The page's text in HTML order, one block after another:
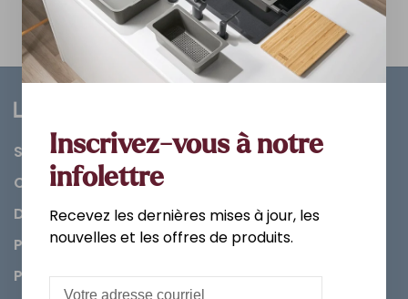
Salle de bain
Cuisine
Décorations et Accessoires
Peintures
Pièces
Inscrivez-vous à notre
infolettre
Recevez les dernières mises à jour, les
nouvelles et les offres de produits.